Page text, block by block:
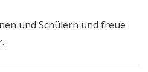
und Schülern und freue